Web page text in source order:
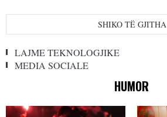
SHIKO TË GJITHA
LAJME TEKNOLOGJIKE
MEDIA SOCIALE
HUMOR